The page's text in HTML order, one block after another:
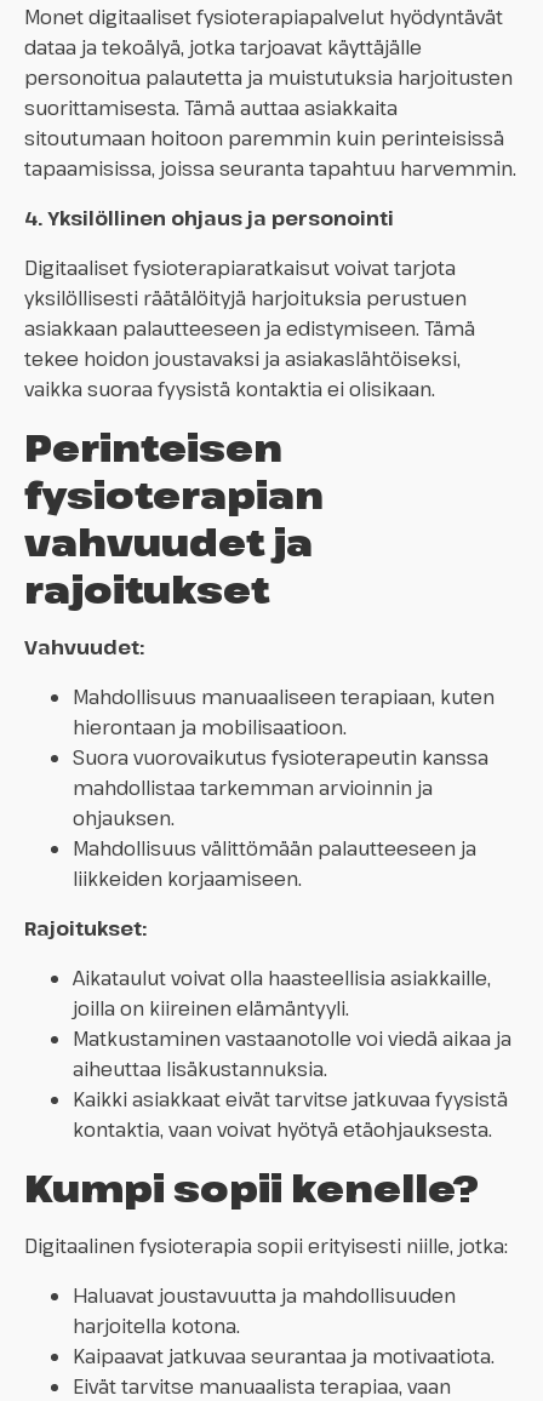
Monet digitaaliset fysioterapiapalvelut hyödyntävät
dataa ja tekoälyä, jotka tarjoavat käyttäjälle
personoitua palautetta ja muistutuksia harjoitusten
suorittamisesta. Tämä auttaa asiakkaita
sitoutumaan hoitoon paremmin kuin perinteisissä
tapaamisissa, joissa seuranta tapahtuu harvemmin.
4. Yksilöllinen ohjaus ja personointi
Digitaaliset fysioterapiaratkaisut voivat tarjota
yksilöllisesti räätälöityjä harjoituksia perustuen
asiakkaan palautteeseen ja edistymiseen. Tämä
tekee hoidon joustavaksi ja asiakaslähtöiseksi,
vaikka suoraa fyysistä kontaktia ei olisikaan.
Perinteisen
fysioterapian
vahvuudet ja
rajoitukset
Vahvuudet:
Mahdollisuus manuaaliseen terapiaan, kuten
hierontaan ja mobilisaatioon.
Suora vuorovaikutus fysioterapeutin kanssa
mahdollistaa tarkemman arvioinnin ja
ohjauksen.
Mahdollisuus välittömään palautteeseen ja
liikkeiden korjaamiseen.
Rajoitukset:
Aikataulut voivat olla haasteellisia asiakkaille,
joilla on kiireinen elämäntyyli.
Matkustaminen vastaanotolle voi viedä aikaa ja
aiheuttaa lisäkustannuksia.
Kaikki asiakkaat eivät tarvitse jatkuvaa fyysistä
kontaktia, vaan voivat hyötyä etäohjauksesta.
Kumpi sopii kenelle?
Digitaalinen fysioterapia sopii erityisesti niille, jotka:
Haluavat joustavuutta ja mahdollisuuden
harjoitella kotona.
Kaipaavat jatkuvaa seurantaa ja motivaatiota.
Eivät tarvitse manuaalista terapiaa, vaan